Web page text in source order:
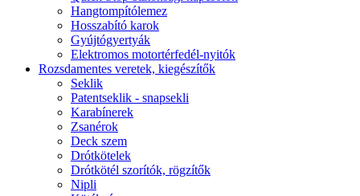
Hangtompítólemez
Hosszabító karok
Gyújtógyertyák
Elektromos motortérfedél-nyitók
Rozsdamentes veretek, kiegészítők
Seklik
Patentseklik - snapsekli
Karabínerek
Zsanérok
Deck szem
Drótkötelek
Drótkötél szorítók, rögzítők
Nipli